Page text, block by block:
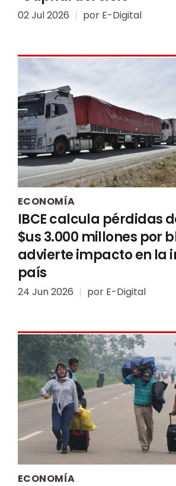
02 Jul 2026 por E-Digital
ECONOMÍA
IBCE calcula pérdidas
$us 3.000 millones por
advierte impacto en la
país
24 Jun 2026 por E-Digital
ECONOMÍA